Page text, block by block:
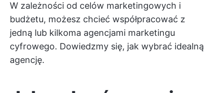
W zależności od celów marketingowych i
budżetu, możesz chcieć współpracować z
jedną lub kilkoma agencjami marketingu
cyfrowego. Dowiedzmy się, jak wybrać idealną
agencję.